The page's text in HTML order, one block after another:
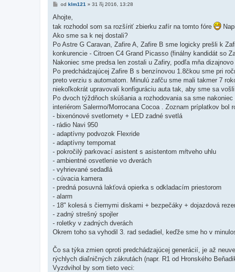
P
í
p
ě
v
e
k
od klm121 » 31 říj 2016, 13:28
Ahojte,
tak rozhodol som sa rozšíriť zbierku zafír na tomto fóre
Ako sme sa k nej dostali?
Po Astre G Caravan, Zafire A, Zafire B sme logicky prešli k
konkurencie - Citroen C4 Grand Picasso (finálny kandidát so
Nakoniec sme predsa len zostali u Zafiry, podľa mňa
Po predchádzajúcej Zafire B s benzínovou 1.8čkou sme pri
preto verziu s automatom. Minulú zafču sme mali takmer 7
niekoľkokrát upravovali konfiguráciu auta tak, aby sme sa
Po dvoch týždňoch skúšania a rozhodovania sa sme
interiérom Salermo/Morrocana Cocoa . Zoznam príplatkov
- bixenónové svetlomety + LED zadné svetlá
- rádio Navi 950
- adaptívny podvozok Flexride
- adaptívny tempomat
- pokročilý parkovací asistent s asistentom mŕtveho uhlu
- ambientné osvetlenie vo dverách
- vyhrievané sedadlá
- cúvacia kamera
- predná posuvná lakťová opierka s odkladacím priestorom
- alarm
- 18" kolesá s čiernymi diskami + bezpečáky + dojazdová
- zadný strešný spojler
- roletky v zadných dverách
Okrem toho sa vyhodil 3. rad sedadiel, keďže sme ho v
Čo sa týka zmien oproti predchádzajúcej generácií, je až
rýchlych diaľničných zákrutách (napr. R1 od Hronského
Vyzdvihol by som tieto veci: